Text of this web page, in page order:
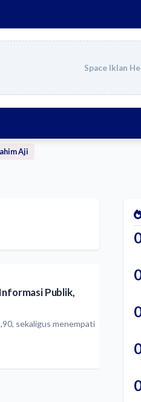
Space Iklan
Aji
Publik,
sekaligus menempati